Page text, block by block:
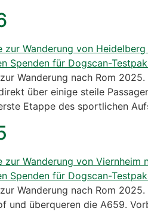
Wanderung nach Rom
über einige steile
Etappe des sportlichen
Wanderung nach Rom
und überqueren die A659.